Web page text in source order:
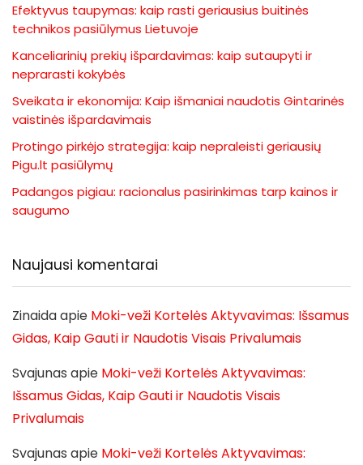
Efektyvus taupymas: kaip rasti geriausius buitinės
technikos pasiūlymus Lietuvoje
Kanceliarinių prekių išpardavimas: kaip sutaupyti ir
neprarasti kokybės
Sveikata ir ekonomija: Kaip išmaniai naudotis Gintarinės
vaistinės išpardavimais
Protingo pirkėjo strategija: kaip nepraleisti geriausių
Pigu.lt pasiūlymų
Padangos pigiau: racionalus pasirinkimas tarp kainos ir
saugumo
Naujausi komentarai
Zinaidaapie Moki-veži Kortelės Aktyvavimas: Išsamus
Gidas, Kaip Gauti ir Naudotis Visais Privalumais
Svajunas apie Moki-veži Kortelės Aktyvavimas:
Išsamus Gidas, Kaip Gauti ir Naudotis Visais
Privalumais
Svajunas apie Moki-veži Kortelės Aktyvavimas: